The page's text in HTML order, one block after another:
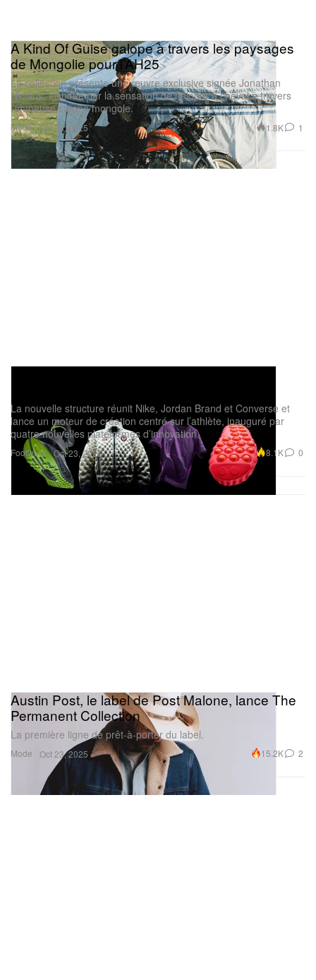
Mode
A Kind Of Guise galope à travers les paysages
de Mongolie pour l’AH25
La collection présente une œuvre exclusive signée Jonathan
Niclaus, inspirée par la sensation de galoper à cheval à travers
l’immense steppe mongole.
Oct 23, 2025 1.8K 1
Footwear
NIKE, Inc. Sport Offense mise tout sur
La nouvelle structure réunit Nike, Jordan Brand et Converse et
lance un moteur de création centré sur l’athlète, inauguré par
quatre nouvelles plateformes d’innovation.
Oct 23, 2025 8.1K 0
Mode
Austin Post, le label de Post Malone, lance The
Permanent Collection
La première ligne de prêt-à-porter du label.
Oct 23, 2025 15.2K 2